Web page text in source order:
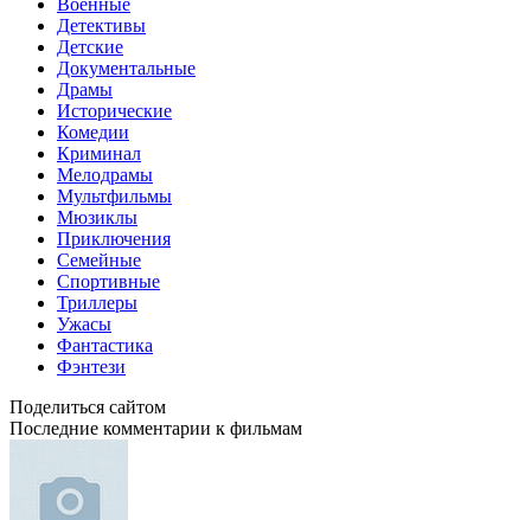
Военные
Детективы
Детские
Документальные
Драмы
Исторические
Комедии
Криминал
Мелодрамы
Мультфильмы
Мюзиклы
Приключения
Семейные
Спортивные
Триллеры
Ужасы
Фантастика
Фэнтези
Поделиться сайтом
Последние комментарии к фильмам